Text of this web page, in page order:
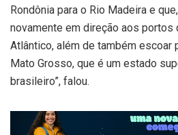
Rondônia para o Rio Madeira e
novamente em direção aos portos
Atlântico, além de também escoar
Mato Grosso, que é um estado
brasileiro”, falou.